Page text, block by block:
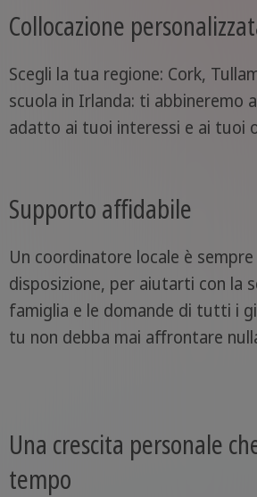
Collocazione
Scegli la tua regione: Cork,
scuola in Irlanda: ti abbineremo
adatto ai tuoi interessi e ai tuoi
Supporto affidabile
Un coordinatore locale è
disposizione, per aiutarti con la
famiglia e le domande di tutti i
tu non debba mai affrontare
Una crescita personale
tempo